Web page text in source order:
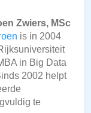
Zwiers, MSc
is in 2004
in Big Data
2002 helpt
te